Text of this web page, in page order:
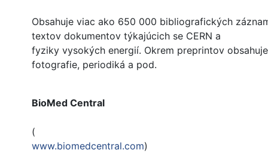
Obsahuje viac ako 650 000 bibliografických
textov dokumentov týkajúcich se CERN a
fyziky vysokých energií. Okrem preprintov
fotografie, periodiká a pod.
BioMed Central
(
www.biomedcentral.com)